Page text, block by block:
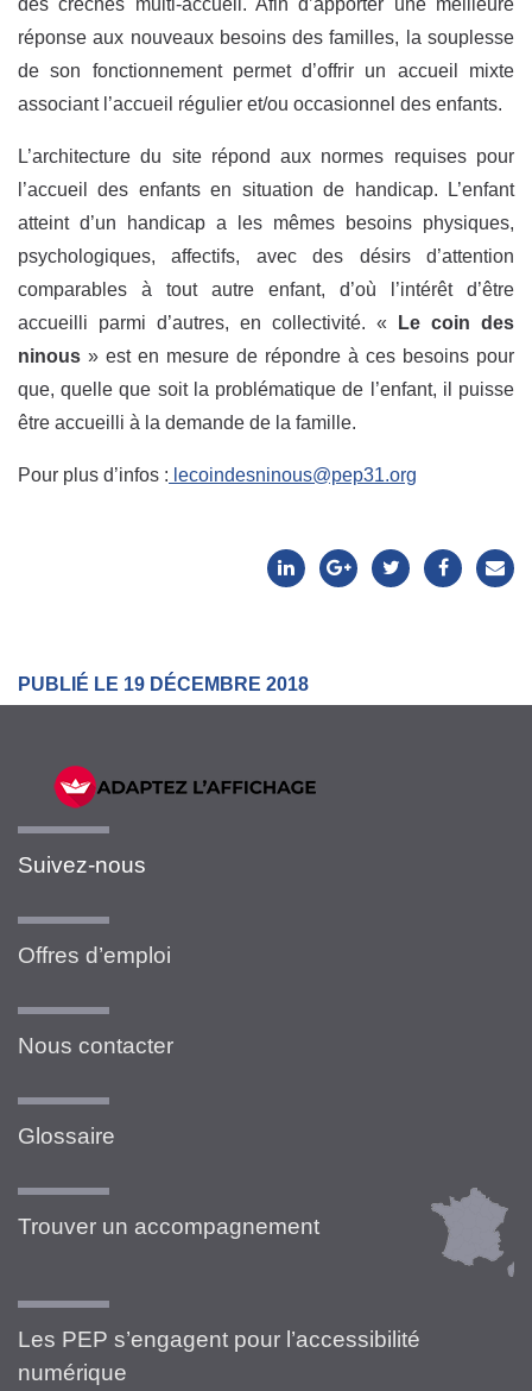
réponse aux nouveaux besoins des familles, la souplesse
de son fonctionnement permet d’offrir un accueil mixte
associant l’accueil régulier et/ou occasionnel des enfants.
L’architecture du site répond aux normes requises pour
l’accueil des enfants en situation de handicap. L’enfant
atteint d’un handicap a les mêmes besoins physiques,
psychologiques, affectifs, avec des désirs d’attention
comparables à tout autre enfant, d’où l’intérêt d’être
accueilli parmi d’autres, en collectivité. «
Le coin des
ninous » est en mesure de répondre à ces besoins pour
que, quelle que soit la problématique de l’enfant, il puisse
être accueilli à la demande de la famille.
Pour plus d’infos : lecoindesninous@pep31.org
PUBLIÉ LE 19 DÉCEMBRE 2018
Suivez-nous
Offres d’emploi
Nous contacter
Glossaire
Trouver un accompagnement
Les PEP s’engagent pour l’accessibilité
numérique